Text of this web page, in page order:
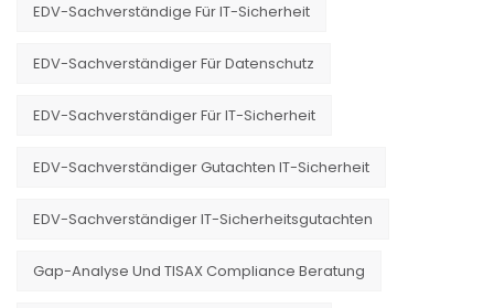
EDV-Sachverständige Für IT-Sicherheit
EDV-Sachverständiger Für Datenschutz
EDV-Sachverständiger Für IT-Sicherheit
EDV-Sachverständiger Gutachten IT-Sicherheit
EDV-Sachverständiger IT-Sicherheitsgutachten
Gap-Analyse Und TISAX Compliance Beratung